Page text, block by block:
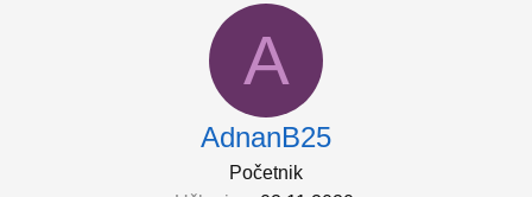
A
AdnanB25
Početnik